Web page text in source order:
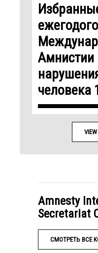
Амнистии
человека
Amnesty
Secretariat
СМОТРЕТЬ ВСЕ